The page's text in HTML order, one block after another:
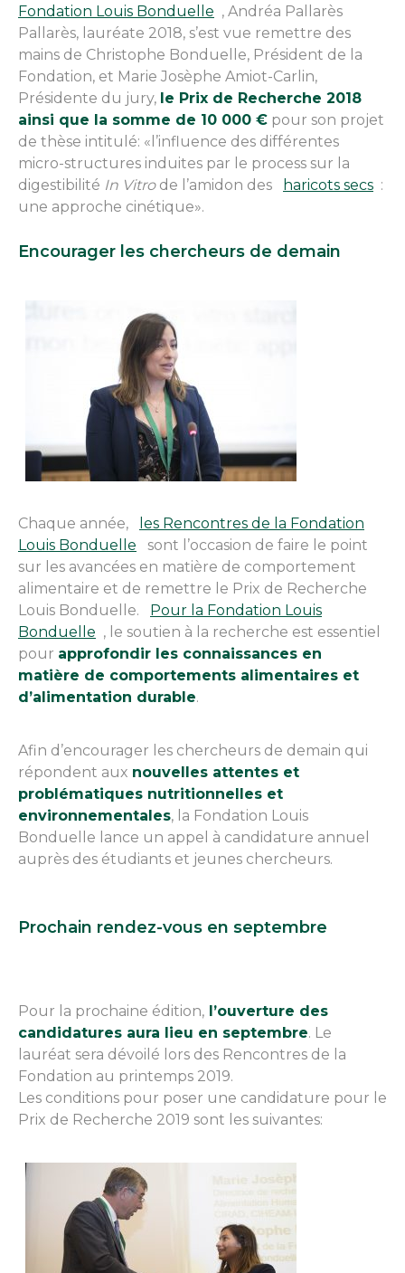
Fondation Louis Bonduelle , Andréa Pallarès
Pallarès, lauréate 2018, s’est vue remettre des
mains de Christophe Bonduelle, Président de la
Fondation, et Marie Josèphe Amiot-Carlin,
Présidente du jury, le Prix de Recherche 2018
ainsi que la somme de 10 000 € pour son projet
de thèse intitulé: «l’influence des différentes
micro-structures induites par le process sur la
digestibilité In Vitrode l’amidon des haricots secs :
une approche cinétique».
Encourager les chercheurs de demain
Chaque année,
les Rencontres de la Fondation
Louis Bonduelle
sont l’occasion de faire le point
sur les avancées en matière de comportement
alimentaire et de remettre le Prix de Recherche
Louis Bonduelle.
Pour la Fondation Louis
Bonduelle , le soutien à la recherche est essentiel
pour approfondir les connaissances en
matière de comportements alimentaires et
d’alimentation durable.
Afin d’encourager les chercheurs de demain qui
répondent aux nouvelles attentes et
problématiques nutritionnelles et
environnementales, la Fondation Louis
Bonduelle lance un appel à candidature annuel
auprès des étudiants et jeunes chercheurs.
Prochain rendez-vous en septembre
Pour la prochaine édition, l’ouverture des
candidatures aura lieu en septembre. Le
lauréat sera dévoilé lors des Rencontres de la
Fondation au printemps 2019.
Les conditions pour poser une candidature pour le
Prix de Recherche 2019 sont les suivantes: